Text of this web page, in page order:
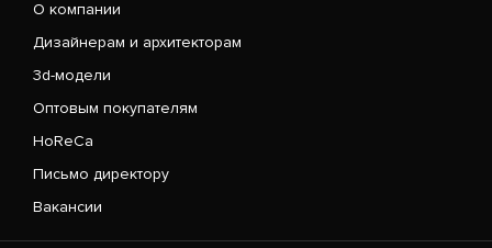
О компании
Дизайнерам и архитекторам
3d-модели
Оптовым покупателям
HoReCa
Письмо директору
Вакансии